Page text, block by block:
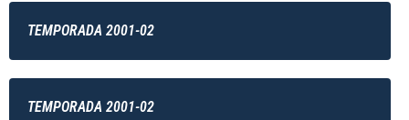
TEMPORADA 2001-02
TEMPORADA 2001-02